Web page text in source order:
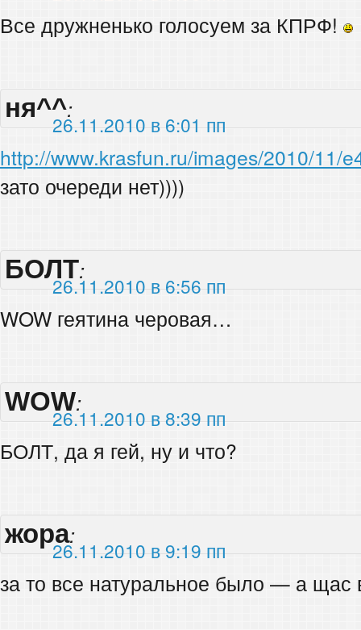
Все дружненько голосуем за КПРФ!
ня^^:
26.11.2010 в 6:01 пп
http://www.krasfun.ru/images/2010/11/
зато очереди нет))))
БОЛТ:
26.11.2010 в 6:56 пп
WOW геятина черовая…
WOW:
26.11.2010 в 8:39 пп
БОЛТ, да я гей, ну и что?
жора:
26.11.2010 в 9:19 пп
за то все натуральное было — а